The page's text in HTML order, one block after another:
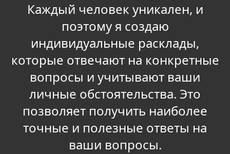
Каждый человек уникален, и
поэтому я создаю
индивидуальные расклады,
которые отвечают на конкретные
вопросы и учитывают ваши
личные обстоятельства. Это
позволяет получить наиболее
точные и полезные ответы на
ваши вопросы.